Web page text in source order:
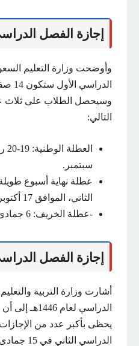
إجازة الفصل الدراسي
وأوضحت وزارة التعليم
وسيحصل الطلاب على ثلاث
التالي:
سبتمبر.
الثاني، الموافق 17 أكتوبر
-عطلة الخريف: 6 جمادى الأولى، الموافق 8 نوفمبر.
إجازة الفصل الدراسي
أشارت وزارة التربية
الدراسي لعام
يحظى بأكبر عدد من